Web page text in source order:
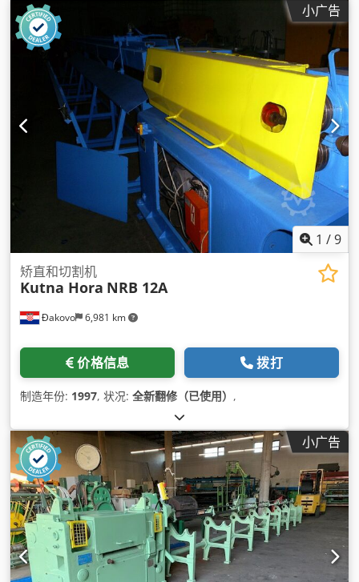
小广告
1 /9
Đakovo 6,981 km
矫直和切割机
Kutna Hora NRB 12A
价格信息 拨打
制造年份: 1997, 状况: 全新翻修（已使用） ,
小广告